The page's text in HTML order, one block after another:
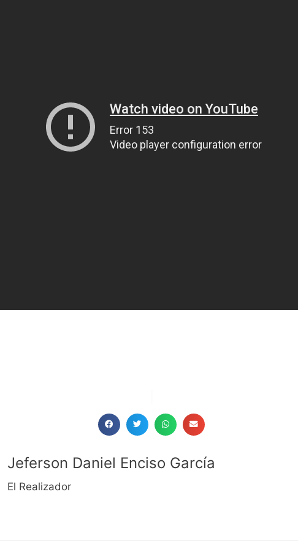
Jeferson Daniel Enciso García
El Realizador